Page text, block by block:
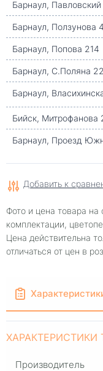
Барнаул, Павловский
Барнаул, Ползунова
Барнаул, Попова 214
Барнаул, С.Поляна
Барнаул,
Бийск, Митрофанова
Барнаул, Проезд
Добавить к
Фото и цена товара на
комплектации,
Цена действительна
отличаться от цен в
ХАРАКТЕРИСТИКИ
Производитель